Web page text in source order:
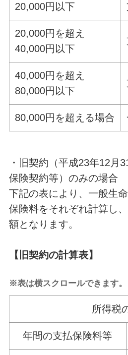
20,000円以下
20,000円を超え
40,000円以下
40,000円を超え
80,000円以下
80,000円を超える場合
・旧契約（平成23年12月
保険契約等）のみの場合
下記の表により、一般生
保険料をそれぞれ計算し
額となります。
【旧契約の計算表】
※表は横スクロールできます。
所得税
年間の支払保険料等